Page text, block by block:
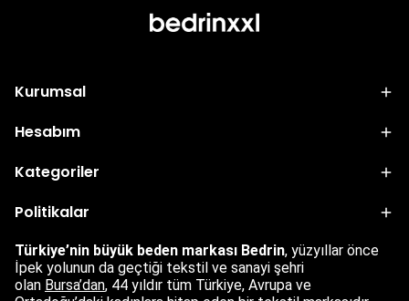
Kurumsal
Hesabım
Kategoriler
Politikalar
Türkiye’nin büyük beden markası Bedrin, yüzyıllar önce
İpek yolunun da geçtiği tekstil ve sanayi şehri
olan Bursa’dan, 44 yıldır tüm Türkiye, Avrupa ve